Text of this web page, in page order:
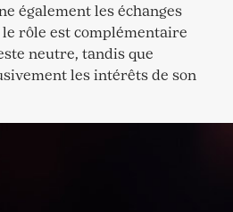
également les échanges
rôle est complémentaire
neutre, tandis que
les intérêts de son